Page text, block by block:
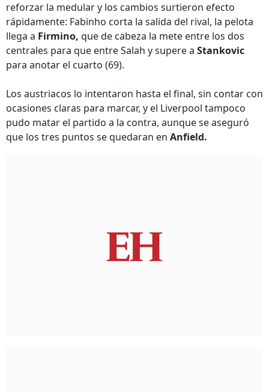
reforzar la medular y los cambios surtieron efecto
rápidamente: Fabinho corta la salida del rival, la pelota
llega a Firmino, que de cabeza la mete entre los dos
centrales para que entre Salah y supere a Stankovic
para anotar el cuarto (69).
Los austriacos lo intentaron hasta el final, sin contar con
ocasiones claras para marcar, y el Liverpool tampoco
pudo matar el partido a la contra, aunque se aseguró
que los tres puntos se quedaran en Anfield.